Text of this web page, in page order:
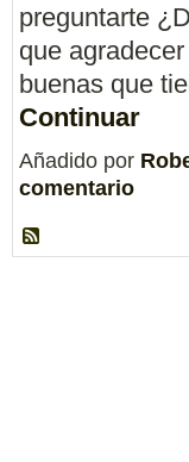
preguntarte
que
buenas que
Continuar
Añadido por
comentario